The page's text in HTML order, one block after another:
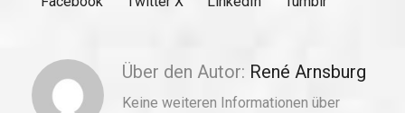
Über den Autor: René Arnsburg
Keine weiteren Informationen über